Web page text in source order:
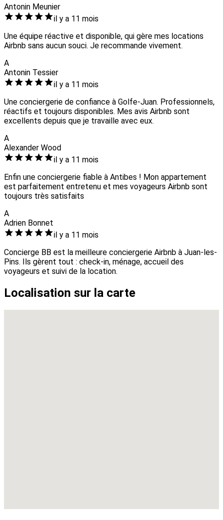
Antonin Meunier
il y a 11 mois
Une équipe réactive et disponible, qui gère mes locations
Airbnb sans aucun souci. Je recommande vivement.
A
Antonin Tessier
il y a 11 mois
Une conciergerie de confiance à Golfe-Juan. Professionnels,
réactifs et toujours disponibles. Mes avis Airbnb sont
excellents depuis que je travaille avec eux.
A
Alexander Wood
il y a 11 mois
Enfin une conciergerie fiable à Antibes ! Mon appartement
est parfaitement entretenu et mes voyageurs Airbnb sont
toujours très satisfaits
A
Adrien Bonnet
il y a 11 mois
Concierge BB est la meilleure conciergerie Airbnb à Juan-les-
Pins. Ils gèrent tout : check-in, ménage, accueil des
voyageurs et suivi de la location.
Localisation sur la carte